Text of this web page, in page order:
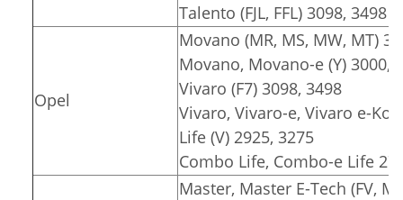
Talento (FJL, FFL) 3098, 3498
Opel
Movano (MR, MS, MW, MT)
Movano, Movano-e (Y) 3000,
Vivaro (F7) 3098, 3498
Vivaro, Vivaro-e, Vivaro e-
Life (V) 2925, 3275
Combo Life, Combo-e Life
Master, Master E-Tech (FV,